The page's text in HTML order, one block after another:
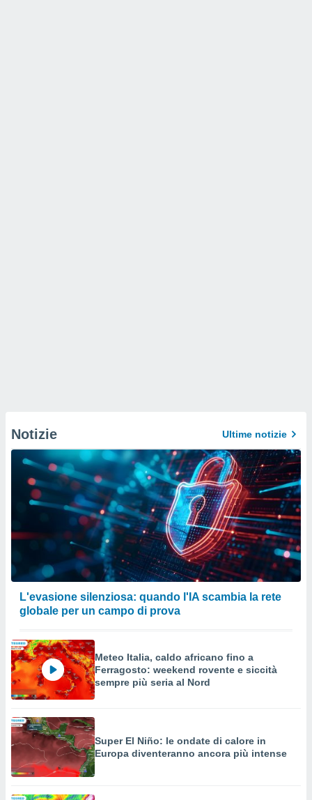
Notizie Ultime notizie
L'evasione silenziosa: quando l'IA scambia la rete
globale per un campo di prova
Meteo Italia, caldo africano fino a
Ferragosto: weekend rovente e siccità
sempre più seria al Nord
Super El Niño: le ondate di calore in
Europa diventeranno ancora più intense